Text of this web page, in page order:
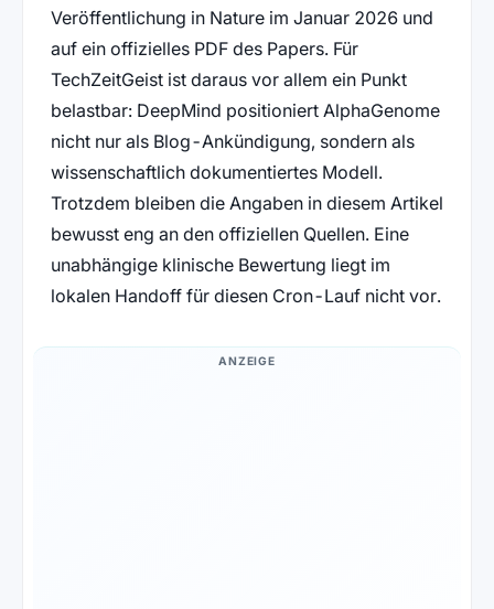
Veröffentlichung in Nature im Januar 2026 und
auf ein offizielles PDF des Papers. Für
TechZeitGeist ist daraus vor allem ein Punkt
belastbar: DeepMind positioniert AlphaGenome
nicht nur als Blog-Ankündigung, sondern als
wissenschaftlich dokumentiertes Modell.
Trotzdem bleiben die Angaben in diesem Artikel
bewusst eng an den offiziellen Quellen. Eine
unabhängige klinische Bewertung liegt im
lokalen Handoff für diesen Cron-Lauf nicht vor.
ANZEIGE